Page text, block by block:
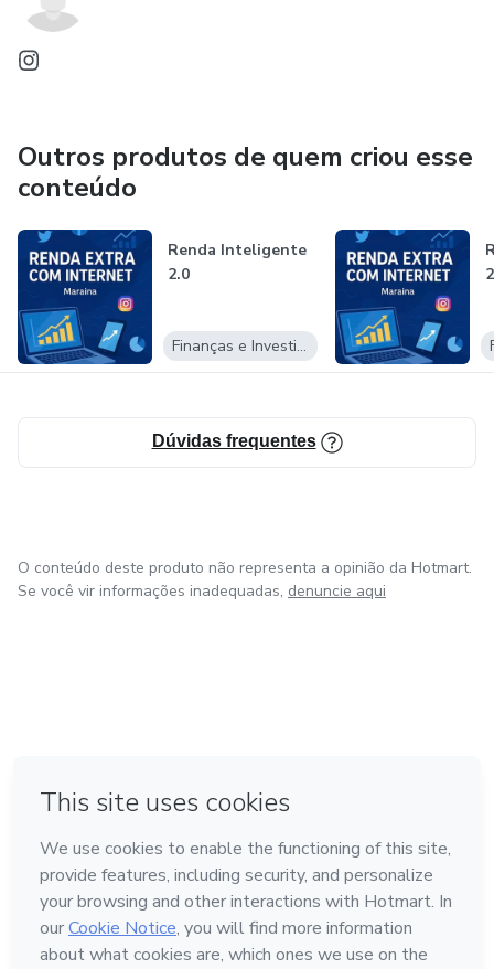
Outros produtos de quem criou esse
conteúdo
Renda Inteligente
2.0
Finanças e Investimentos
Dúvidas frequentes
O conteúdo deste produto não representa a opinião da Hotmart.
Se você vir informações inadequadas, denuncie aqui
Feito com ❤ na Cidade do México
Conheça a Hotmart